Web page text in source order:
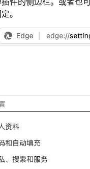
件的侧边栏。或者也
。